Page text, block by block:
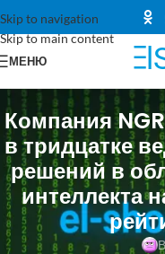
Skip to navigation
Skip to main content
МЕНЮ
Компания
в тридцатке
решений в
интеллекта